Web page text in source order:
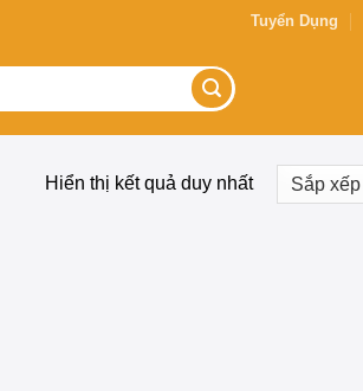
Tuyển Dụng
Hiển thị kết quả duy nhất